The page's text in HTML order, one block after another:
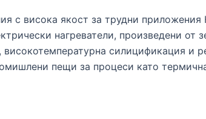
с висока якост за трудни приложения
нагреватели, произведени от
силицификация и
пещи за процеси като